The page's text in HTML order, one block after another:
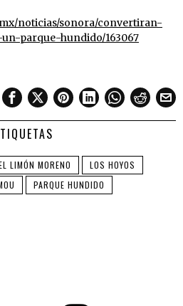
noticias/sonora/convertiran-
parque-hundido/163067
LIMÓN MORENO
LOS HOYOS
PARQUE HUNDIDO